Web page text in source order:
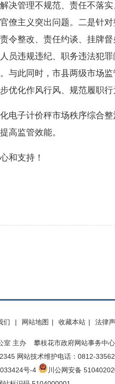
决管理不规范、责任不落
僚主义突出问题。二是针
令整改、责任约谈、挂牌
员违规违纪、职务违法犯
与此同时，市县两级市场
优化作风行风、规范履职行
子计价秤市场秩序综合整
高监管效能。
和支持！
们 | 网站地图 | 收藏本站 | 法律
室 主办 攀枝花市政府网站事务中
网站技术维护电话：0812-
号-4
川公网安备